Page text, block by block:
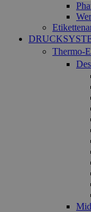
Thermo-